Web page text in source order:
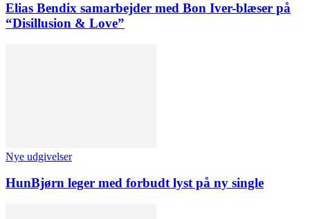
Elias Bendix samarbejder med Bon Iver-blæser på
“Disillusion & Love”
Nye udgivelser
HunBjørn leger med forbudt lyst på ny single